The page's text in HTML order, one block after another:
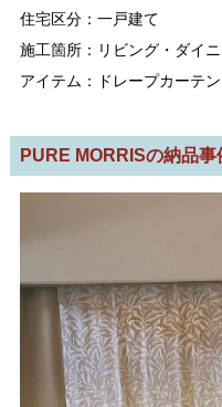
住宅区分：一戸建て
施工箇所：リビング・ダイ
アイテム：ドレープカーテ
PURE MORRISの納品事